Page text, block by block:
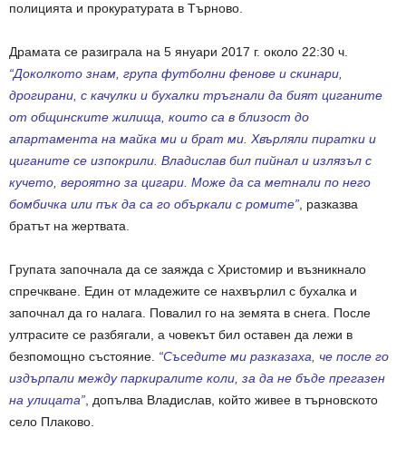
полицията и прокуратурата в Търново.
Драмата се разиграла на 5 януари 2017 г. около 22:30 ч.
“Доколкото знам, група футболни фенове и скинари,
дрогирани, с качулки и бухалки тръгнали да бият циганите
от общинските жилища, които са в близост до
апартамента на майка ми и брат ми. Хвърляли пиратки и
циганите се изпокрили. Владислав бил пийнал и излязъл с
кучето, вероятно за цигари. Може да са метнали по него
бомбичка или пък да са го объркали с ромите”, разказва
братът на жертвата.
Групата започнала да се заяжда с Христомир и възникнало
спречкване. Един от младежите се нахвърлил с бухалка и
започнал да го налага. Повалил го на земята в снега. После
ултрасите се разбягали, а човекът бил оставен да лежи в
безпомощно състояние. “Съседите ми разказаха, че после го
издърпали между паркиралите коли, за да не бъде прегазен
на улицата”, допълва Владислав, който живее в търновското
село Плаково.